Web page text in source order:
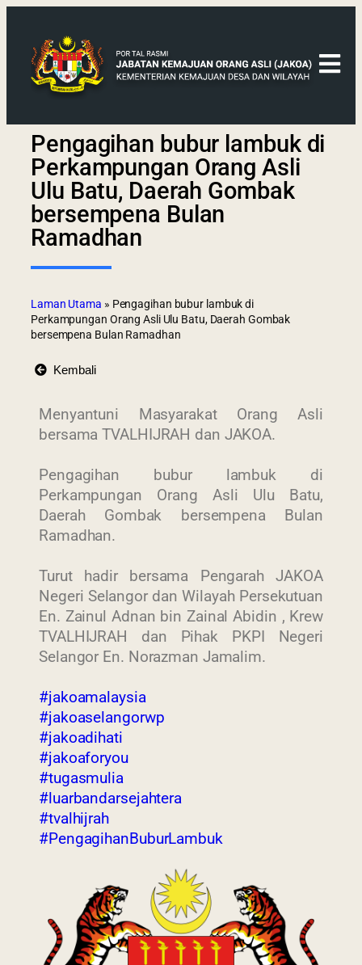
Pengagihan bubur lambuk di
Perkampungan Orang Asli
Ulu Batu, Daerah Gombak
bersempena Bulan
Ramadhan
Laman Utama » Pengagihan bubur lambuk di
Perkampungan Orang Asli Ulu Batu, Daerah Gombak
bersempena Bulan Ramadhan
Kembali
Menyantuni Masyarakat Orang Asli
bersama TVALHIJRAH dan JAKOA.
Pengagihan bubur lambuk di
Perkampungan Orang Asli Ulu Batu,
Daerah Gombak bersempena Bulan
Ramadhan.
Turut hadir bersama Pengarah JAKOA
Negeri Selangor dan Wilayah Persekutuan
En. Zainul Adnan bin Zainal Abidin , Krew
TVALHIJRAH dan Pihak PKPI Negeri
Selangor En. Norazman Jamalim.
#jakoamalaysia
#jakoaselangorwp
#jakoadihati
#jakoaforyou
#tugasmulia
#luarbandarsejahtera
#tvalhijrah
#PengagihanBuburLambuk